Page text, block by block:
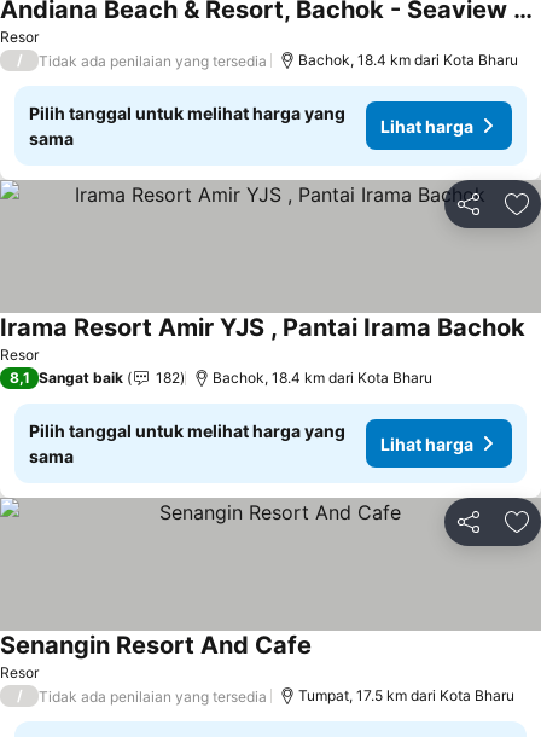
Resor
Andiana Beach & Resort, Bachok - Seaview & Swimming Pool
/ Tidak ada penilaian yang tersedia Bachok, 18.4 km dari Kota Bharu
Pilih tanggal untuk melihat harga yang
sama
Lihat harga
Bagikan
Resor
Irama Resort Amir YJS , Pantai Irama Bachok
8,1 Sangat baik 182 Bachok, 18.4 km dari Kota Bharu
Pilih tanggal untuk melihat harga yang
sama
Lihat harga
Bagikan
Resor
Senangin Resort And Cafe
/ Tidak ada penilaian yang tersedia Tumpat, 17.5 km dari Kota Bharu